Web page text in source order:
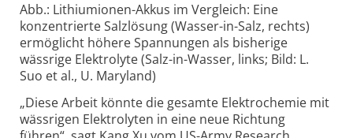
Abb.: Lithiumionen-Akkus im Vergleich: Eine
konzentrierte Salzlösung (Wasser-in-Salz, rechts)
ermöglicht höhere Spannungen als bisherige
wässrige Elektrolyte (Salz-in-Wasser, links; Bild: L.
Suo et al., U. Maryland)
„Diese Arbeit könnte die gesamte Elektrochemie mit
wässrigen Elektro­lyten in eine neue Richtung